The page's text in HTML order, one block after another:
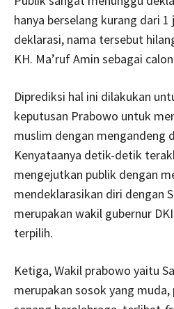
hanya berselang kurang dari
deklarasi, nama tersebut
KH. Ma’ruf Amin sebagai
Diprediksi hal ini dilakukan
keputusan Prabowo untuk
muslim dengan mengandeng
Kenyataanya detik-detik
mengejutkan publik dengan
mendeklarasikan diri dengan
merupakan wakil gubernur
terpilih.
Ketiga, Wakil prabowo yaitu
merupakan sosok yang muda,